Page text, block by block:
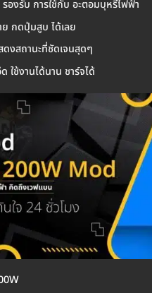
องรับ การใช้กับ อะตอมบุหรี่ไฟฟ้า
ย กดปุ่มสูบ ได้เลย
งสถานะที่ชัดเจนสุดๆ
ใช้งานได้นาน ชาร์จได้